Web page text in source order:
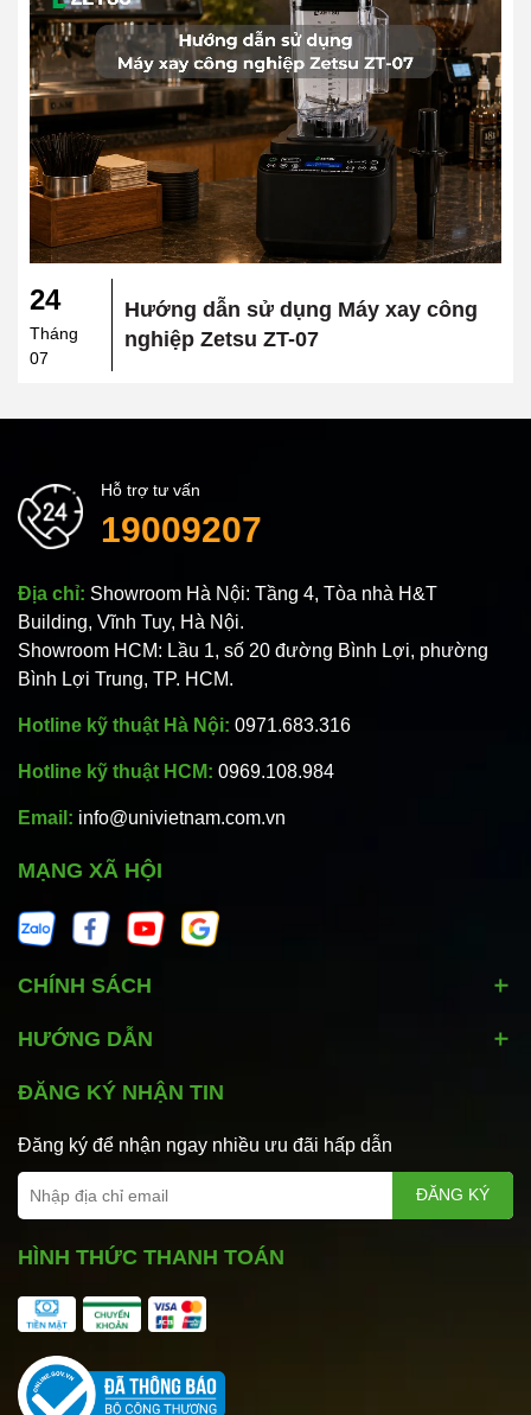
24
Tháng
07
Hướng dẫn sử dụng Máy xay công
nghiệp Zetsu ZT-07
Hỗ trợ tư vấn
19009207
Địa chỉ: Showroom Hà Nội: Tầng 4, Tòa nhà H&T
Building, Vĩnh Tuy, Hà Nội.
Showroom HCM: Lầu 1, số 20 đường Bình Lợi, phường
Bình Lợi Trung, TP. HCM.
Hotline kỹ thuật Hà Nội: 0971.683.316
Hotline kỹ thuật HCM: 0969.108.984
Email: info@univietnam.com.vn
MẠNG XÃ HỘI
CHÍNH SÁCH
HƯỚNG DẪN
ĐĂNG KÝ NHẬN TIN
Đăng ký để nhận ngay nhiều ưu đãi hấp dẫn
ĐĂNG KÝ
HÌNH THỨC THANH TOÁN